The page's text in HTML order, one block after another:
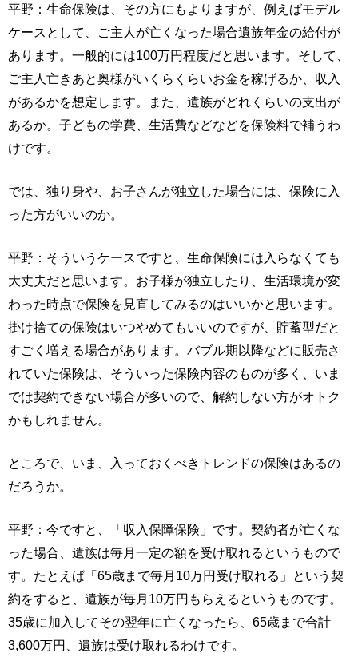
平野：生命保険は、その方にもよりますが、例えばモデル
ケースとして、ご主人が亡くなった場合遺族年金の給付が
あります。一般的には100万円程度だと思います。そして、
ご主人亡きあと奥様がいくらくらいお金を稼げるか、収入
があるかを想定します。また、遺族がどれくらいの支出が
あるか。子どもの学費、生活費などなどを保険料で補うわ
けです。
では、独り身や、お子さんが独立した場合には、保険に入
った方がいいのか。
平野：そういうケースですと、生命保険には入らなくても
大丈夫だと思います。お子様が独立したり、生活環境が変
わった時点で保険を見直してみるのはいいかと思います。
掛け捨ての保険はいつやめてもいいのですが、貯蓄型だと
すごく増える場合があります。バブル期以降などに販売さ
れていた保険は、そういった保険内容のものが多く、いま
では契約できない場合が多いので、解約しない方がオトク
かもしれません。
ところで、いま、入っておくべきトレンドの保険はあるの
だろうか。
平野：今ですと、「収入保障保険」です。契約者が亡くな
った場合、遺族は毎月一定の額を受け取れるというもので
す。たとえば「65歳まで毎月10万円受け取れる」という契
約をすると、遺族が毎月10万円もらえるというものです。
35歳に加入してその翌年に亡くなったら、65歳まで合計
3,600万円、遺族は受け取れるわけです。